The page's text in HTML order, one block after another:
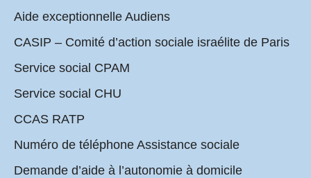
Aide exceptionnelle Audiens
CASIP – Comité d’action sociale israélite de Paris
Service social CPAM
Service social CHU
CCAS RATP
Numéro de téléphone Assistance sociale
Demande d’aide à l’autonomie à domicile